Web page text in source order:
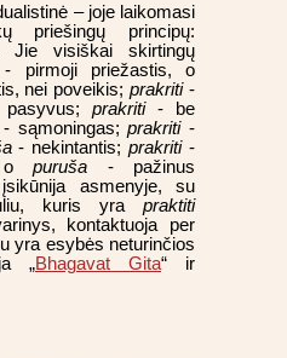
– joje laikomasi
priešingų principų:
Jie visiškai skirtingų
pirmoji priežastis, o
nei poveikis;prakriti-
prakriti- be
- sąmoningas;prakriti-
- nekintantis;prakriti-
opuruša - pažinus
asmenyje, su
kuris yra praktiti
kontaktuoja per
yra esybės neturinčios
„Bhagavat Gita“ ir